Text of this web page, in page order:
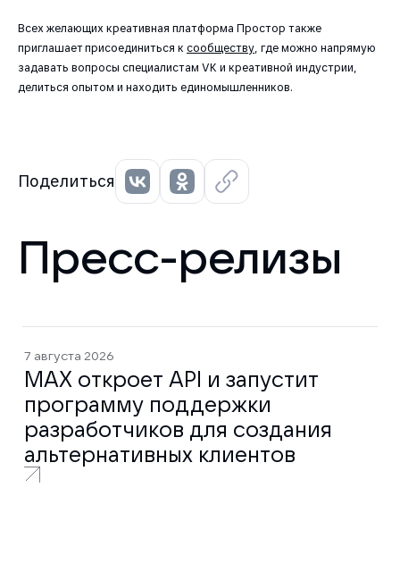
Всех желающих креативная платформа Простор также
приглашает присоединиться к сообществу , где можно напрямую
задавать вопросы специалистам VK и креативной индустрии,
делиться опытом и находить единомышленников.
Поделиться
Пресс-релизы
7 августа 2026
MAX откроет API и запустит
программу поддержки
разработчиков для создания
альтернативных клиентов